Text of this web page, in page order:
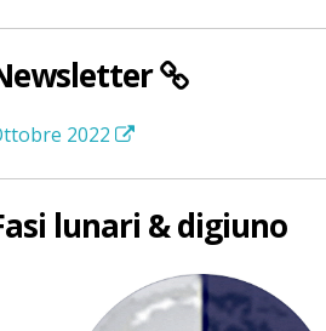
2022
lunari & digiuno